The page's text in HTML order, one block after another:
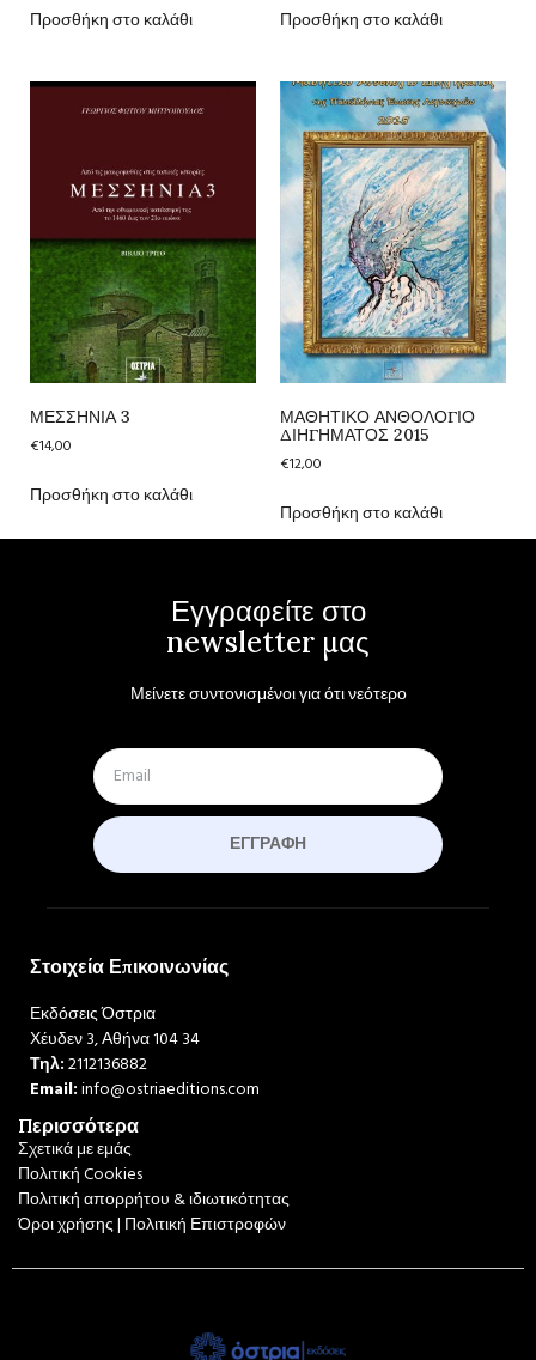
Προσθήκη στο καλάθι Προσθήκη στο καλάθι
ΜΕΣΣΗΝΙΑ 3
€14,00
Προσθήκη στο καλάθι
ΜΑΘΗΤΙΚΟ ΑΝΘΟΛΟΓΙΟ
ΔΙΗΓΗΜΑΤΟΣ 2015
€12,00
Προσθήκη στο καλάθι
Εγγραφείτε στο
newsletter μας
Μείνετε συντονισμένοι για ότι νεότερο
ΕΓΓΡΑΦΉ
Στοιχεία Επικοινωνίας
Εκδόσεις Όστρια
Χέυδεν 3, Αθήνα 104 34
Τηλ:2112136882
Email:info@ostriaeditions.com
Περισσότερα
Σχετικά με εμάς
Πολιτική Cookies
Πολιτική απορρήτου & ιδιωτικότητας
Όροι χρήσης | Πολιτική Επιστροφών